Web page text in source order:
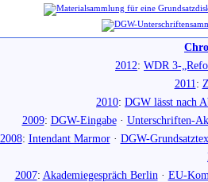
2012: WDR 3-
2011:
2010: DGW lässt nach
2009: DGW-Eingabe· Unterschriften-
2008: Intendant Marmor· DGW-
2007: Akademiegespräch Berlin · EU-